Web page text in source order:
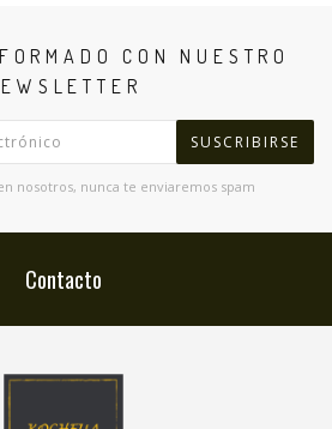
CON NUESTRO
SUSCRIBIRSE
nosotros, nunca te enviaremos spam
Contacto